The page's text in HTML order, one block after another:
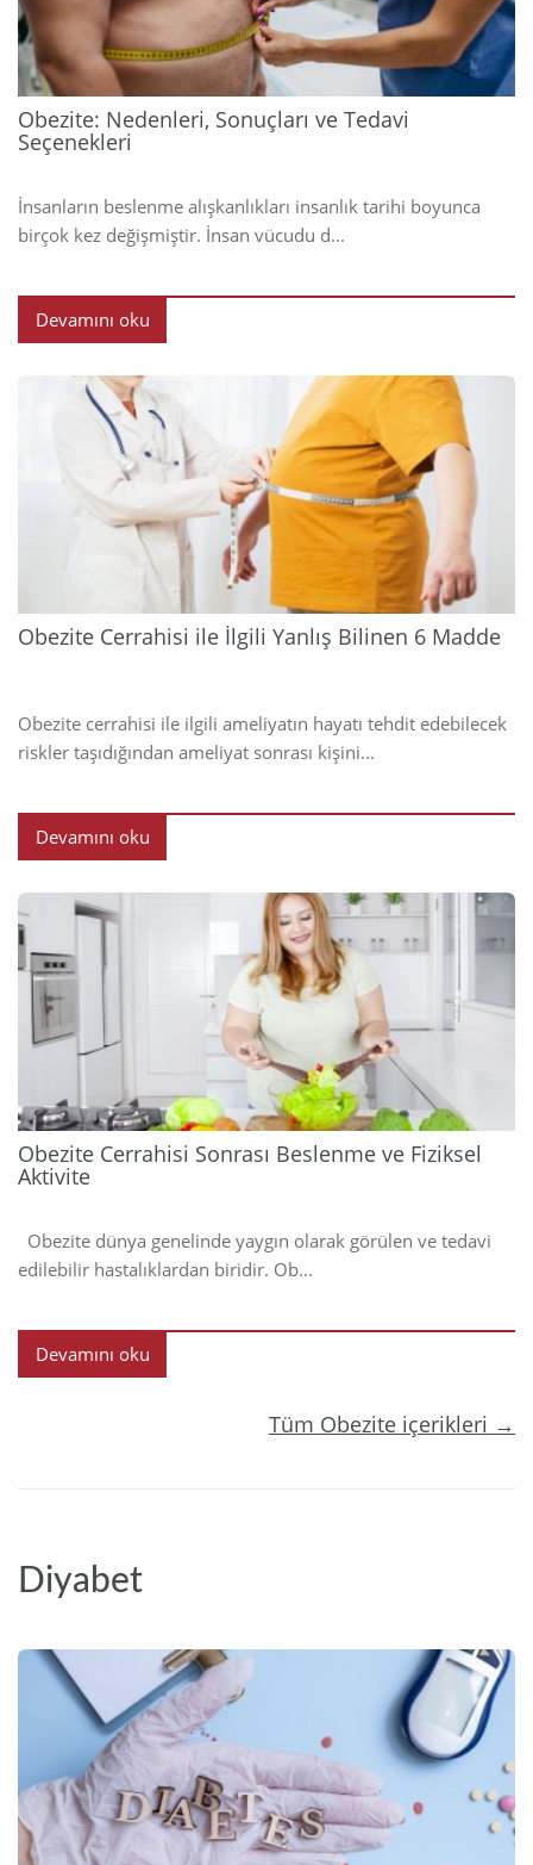
Obezite: Nedenleri, Sonuçları ve Tedavi
Seçenekleri
İnsanların beslenme alışkanlıkları insanlık tarihi boyunca
birçok kez değişmiştir. İnsan vücudu d...
Devamını oku
Obezite Cerrahisi ile İlgili Yanlış Bilinen 6 Madde
Obezite cerrahisi ile ilgili ameliyatın hayatı tehdit edebilecek
riskler taşıdığından ameliyat sonrası kişini...
Devamını oku
2023
Obezite Cerrahisi Sonrası Beslenme ve Fiziksel
Aktivite
Obezite dünya genelinde yaygın olarak görülen ve tedavi
edilebilir hastalıklardan biridir. Ob...
Devamını oku
Tüm Obezite içerikleri →
Diyabet
2025